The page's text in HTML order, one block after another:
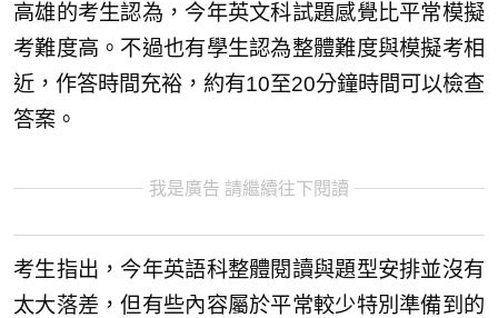
高雄的考生認為，今年英文科試題感覺比平常模擬
考難度高。不過也有學生認為整體難度與模擬考相
近，作答時間充裕，約有10至20分鐘時間可以檢查
答案。
我是廣告 請繼續往下閱讀
考生指出，今年英語科整體閱讀與題型安排並沒有
太大落差，但有些內容屬於平常較少特別準備到的